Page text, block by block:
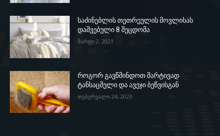
საძინებლის თეთრეულის მოვლისას
დაშვებული 8 შეცდომა
მარტი 2, 2023
როგორ გავწმინდოთ მარტივად
ტანსაცმელი და ავეჯი ბეწვისგან
თებერვალი 24, 2023